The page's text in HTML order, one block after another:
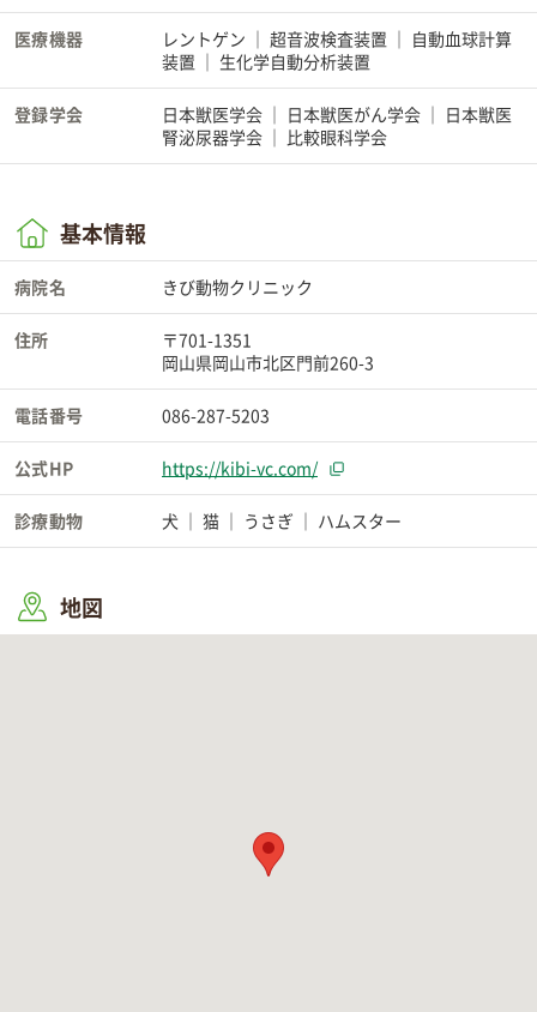
医療機器 レントゲン 超音波検査装置
自動血球計算
装置
生化学自動分析装置
登録学会 日本獣医学会 日本獣医がん学会
日本獣医
腎泌尿器学会
比較眼科学会
基本情報
病院名 きび動物クリニック
住所
〒701-1351
岡山県岡山市北区門前260-3
電話番号 086-287-5203
公式HP https://kibi-vc.com/
診療動物 犬 猫 うさぎ ハムスター
地図